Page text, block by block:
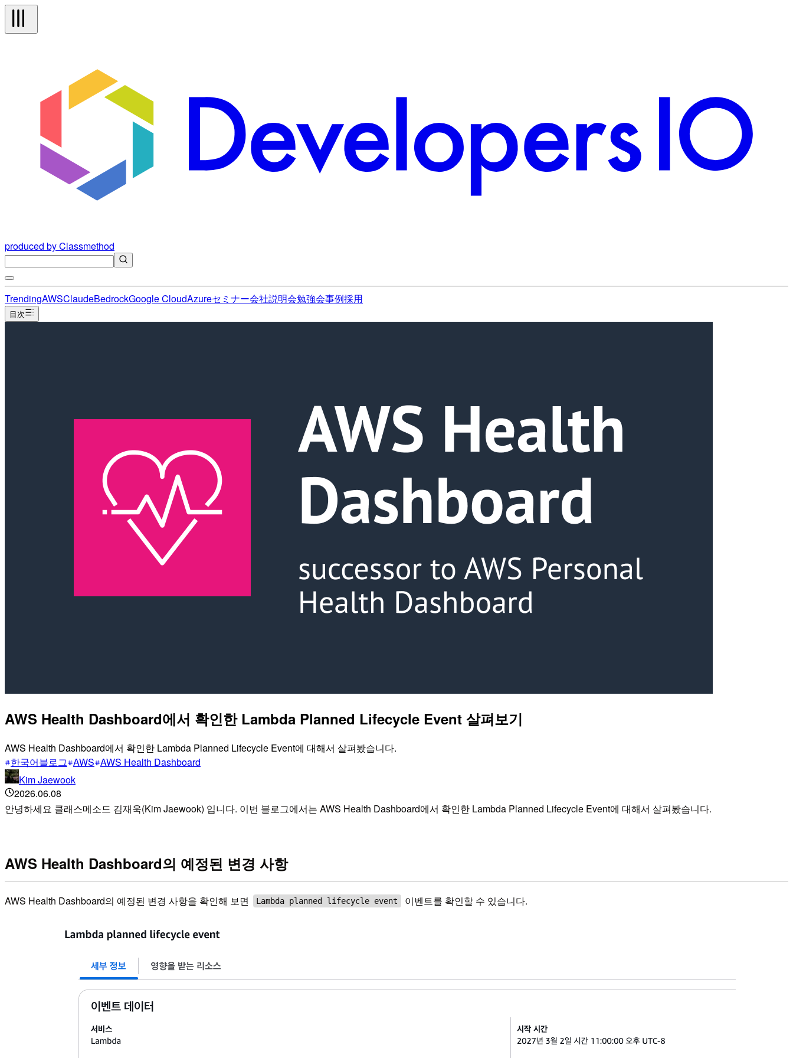
produced by Classmethod
TrendingAWSClaudeBedrockGoogle CloudAzureセミナー会社説明会勉強会事例採用
目次
AWS Health Dashboard에서 확인한 Lambda Planned Lifecycle Event 살펴보기
AWS Health Dashboard에서 확인한 Lambda Planned Lifecycle Event에 대해서 살펴봤습니다.
한국어블로그 AWS AWS Health Dashboard
Kim Jaewook
2026.06.08
안녕하세요 클래스메소드 김재욱(Kim Jaewook) 입니다. 이번 블로그에서는 AWS Health Dashboard에서 확인한 Lambda Planned Lifecycle Event에 대해서 살펴봤습니다.
AWS Health Dashboard의 예정된 변경 사항
AWS Health Dashboard의 예정된 변경 사항을 확인해 보면 Lambda planned lifecycle event 이벤트를 확인할 수 있습니다.